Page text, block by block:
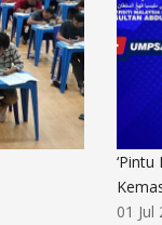
01 Jul